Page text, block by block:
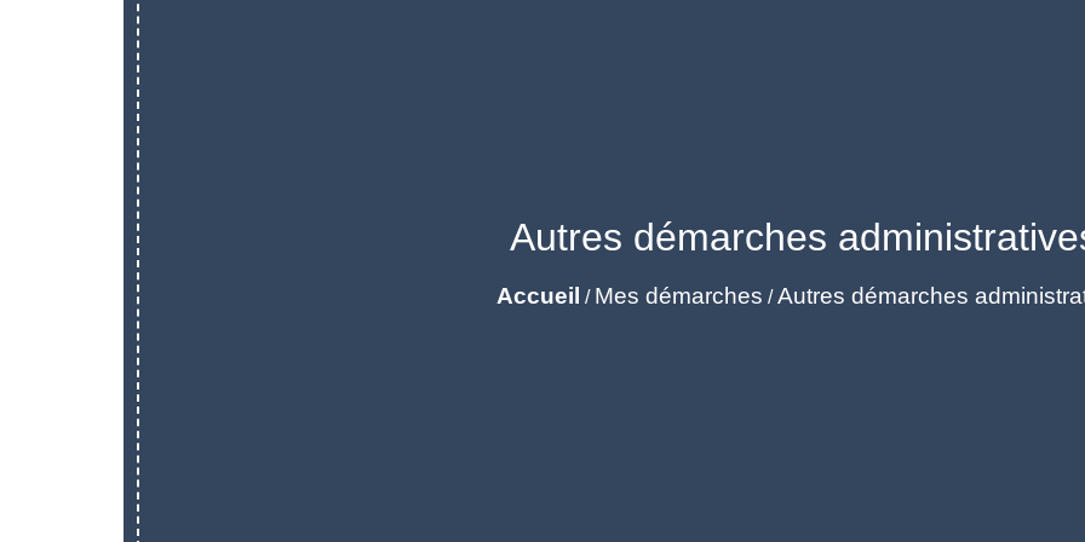
Autres démarches
Accueil / Mes démarches /Autres démarches